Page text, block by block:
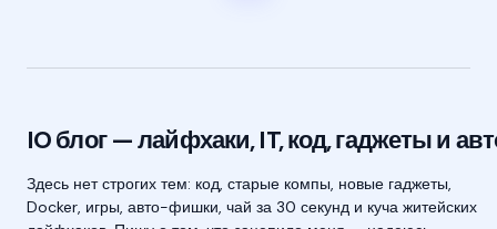
IO блог — лайфхаки, IT, код, гаджеты и
Здесь нет строгих тем: код, старые компы, новые гаджеты,
Docker, игры, авто-фишки, чай за 30 секунд и куча житейских